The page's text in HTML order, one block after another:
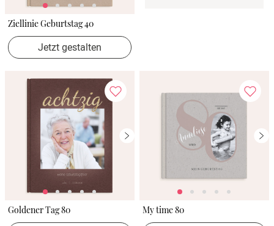
Ziellinie Geburtstag 40
Jetzt gestalten
Goldener Tag 80 My time 80